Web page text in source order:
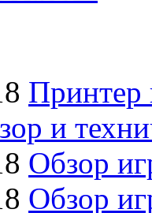
Принтер
и
Обзор
Обзор